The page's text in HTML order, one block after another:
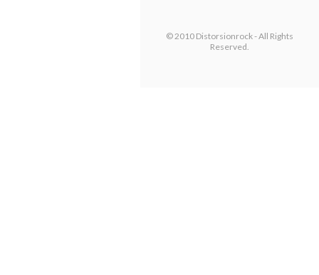
© 2010 Distorsionrock - All Rights
Reserved.